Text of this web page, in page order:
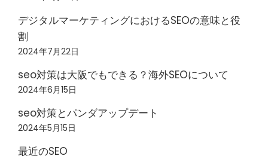
デジタルマーケティングにおけるSEOの意味と役
割
2024年7月22日
seo対策は大阪でもできる？海外SEOについて
2024年6月15日
seo対策とパンダアップデート
2024年5月15日
最近のSEO